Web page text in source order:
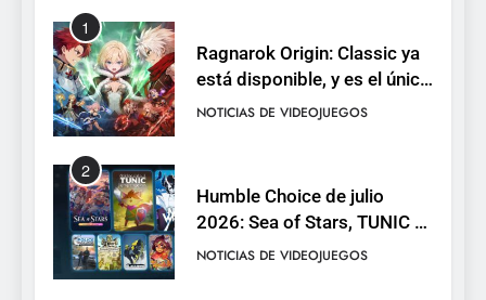
1
Ragnarok Origin: Classic ya
está disponible, y es el único
RO F2P-friendly de la saga
NOTICIAS DE VIDEOJUEGOS
2
Humble Choice de julio
2026: Sea of Stars, TUNIC y
Neon White en el mismo
NOTICIAS DE VIDEOJUEGOS